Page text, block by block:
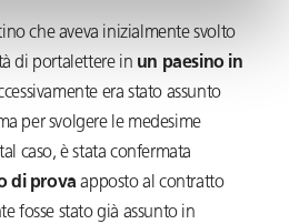
che aveva inizialmente svolto
di portalettere in un paesino in
era stato assunto
per svolgere le medesime
caso, è stata confermata
di prova apposto al contratto
fosse stato già assunto in